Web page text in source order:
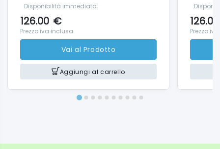
Disponibilità immediata
126.00 €
Prezzo iva inclusa
Vai al Prodotto
Aggiungi al carrello
126.00
Prezzo